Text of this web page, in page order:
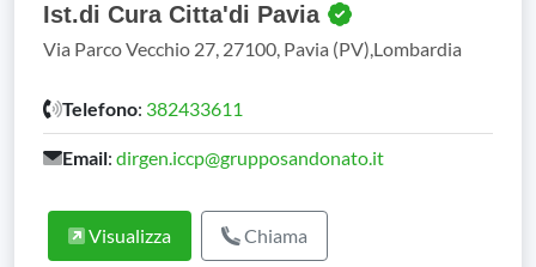
Ist.di Cura Citta'di Pavia
Via Parco Vecchio 27, 27100, Pavia (PV),Lombardia
Telefono: 382433611
Email: dirgen.iccp@grupposandonato.it
Visualizza Chiama